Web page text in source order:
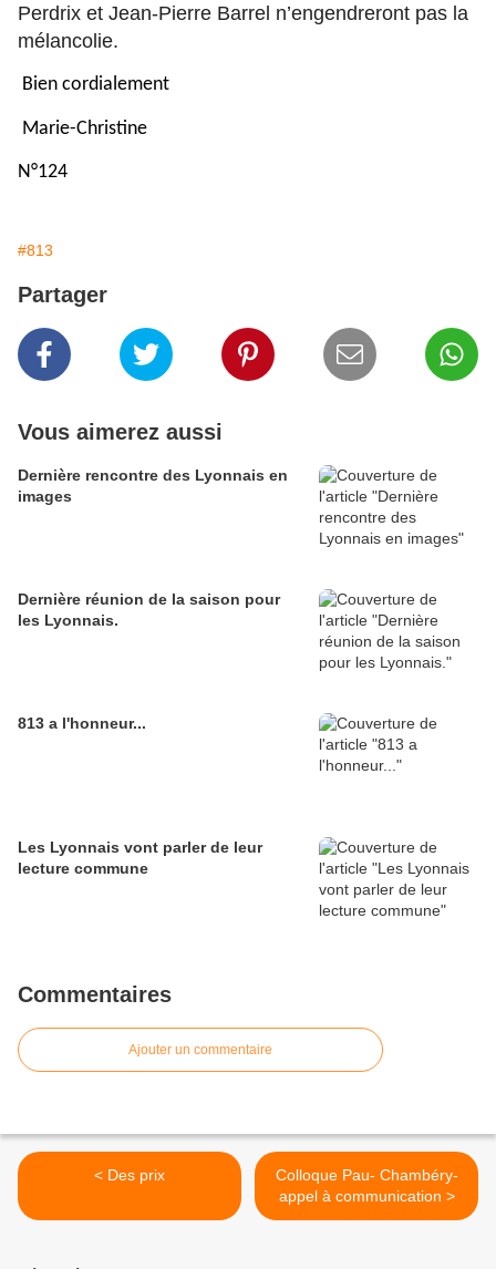
Perdrix et Jean-Pierre Barrel n’engendreront pas la
mélancolie.
Bien cordialement
Marie-Christine
N°124
#813
Partager
Vous aimerez aussi
Dernière rencontre des Lyonnais en
images
Dernière réunion de la saison pour
les Lyonnais.
813 a l'honneur...
Les Lyonnais vont parler de leur
lecture commune
Commentaires
Ajouter un commentaire
< Des prix
Colloque Pau- Chambéry-
appel à communication >